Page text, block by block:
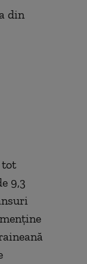
din
tot
9,3